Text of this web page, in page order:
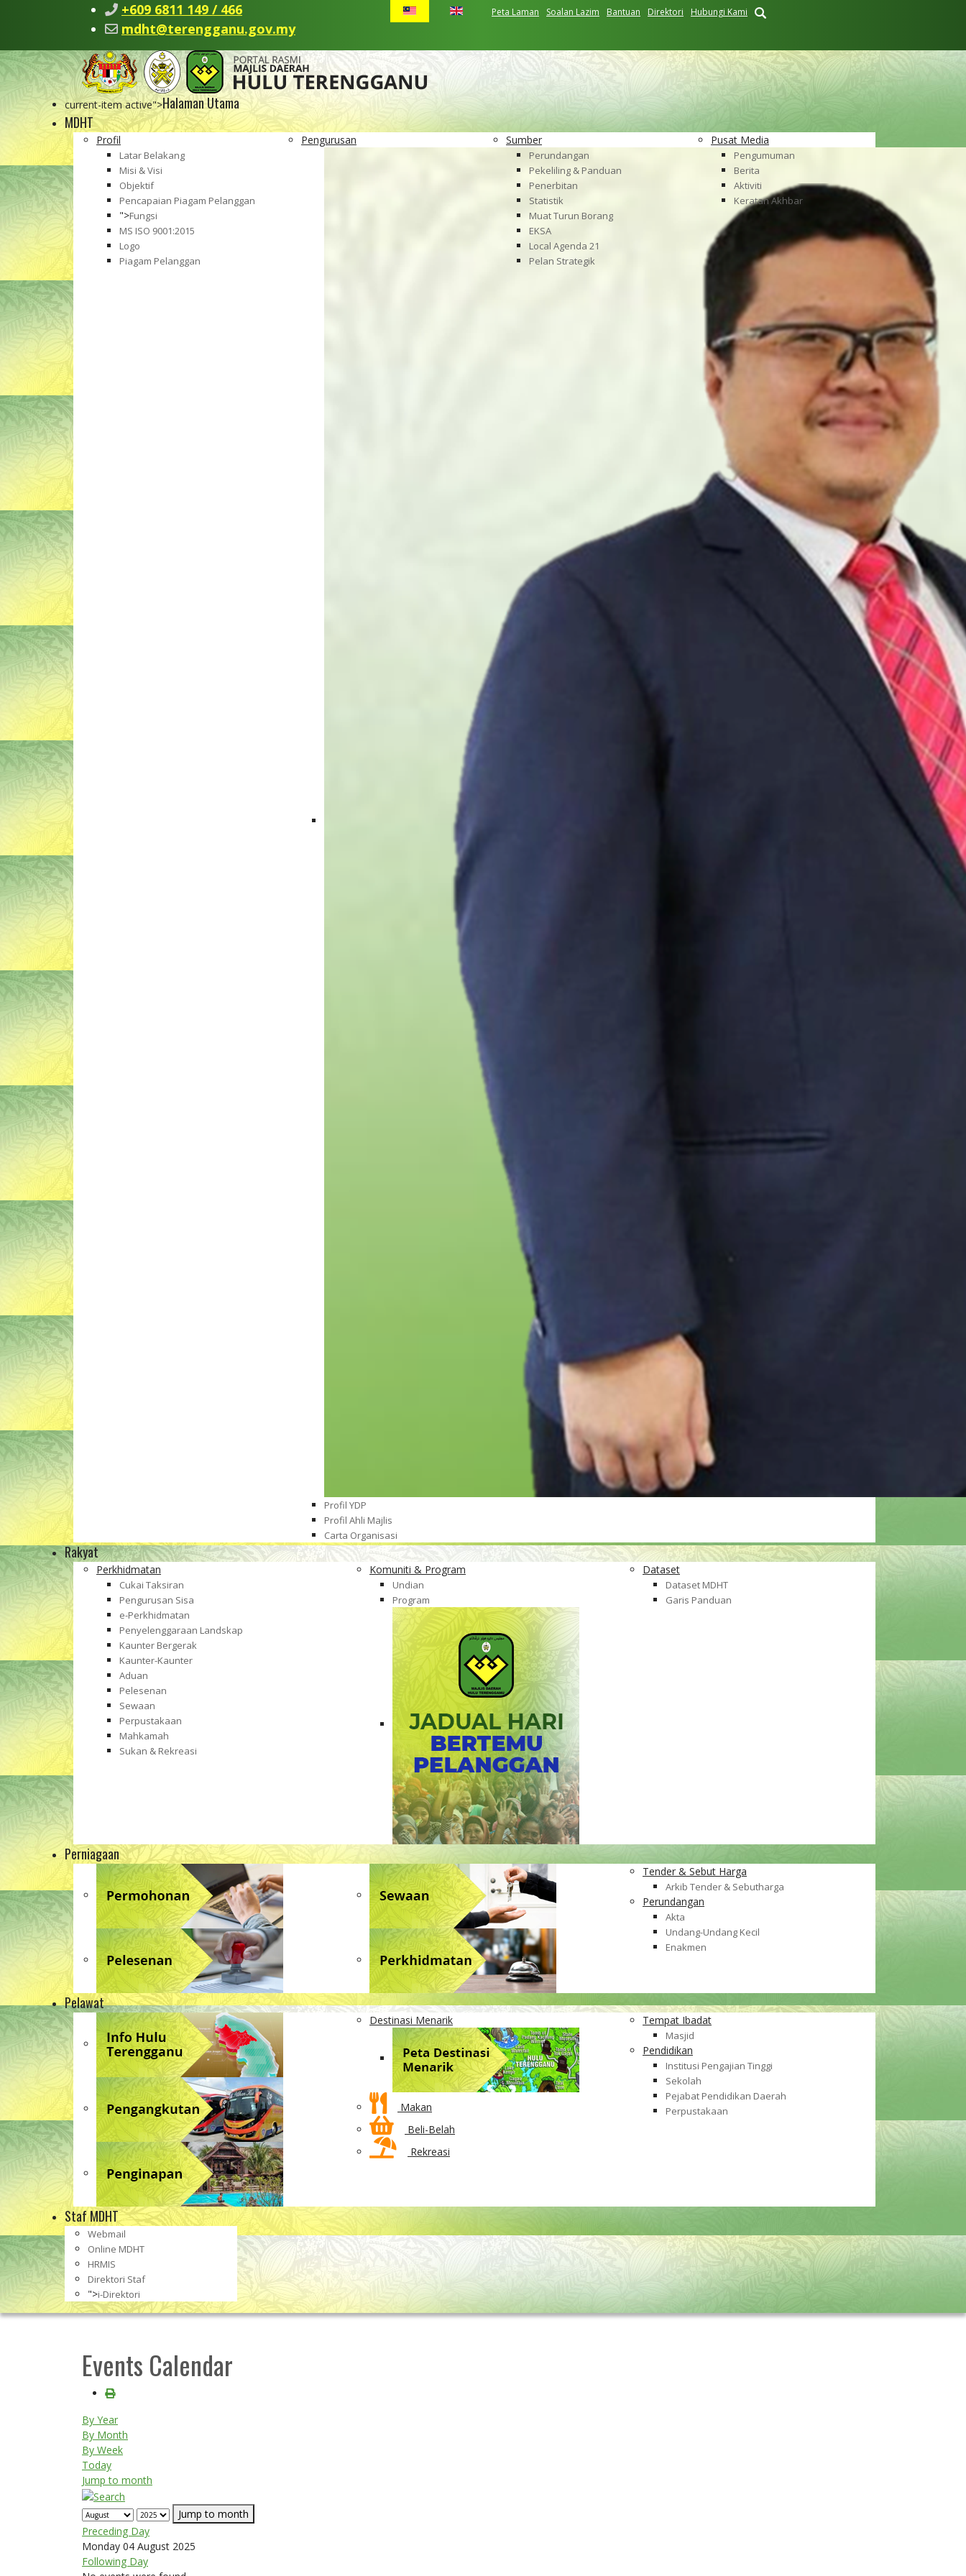
+609 6811 149 / 466
mdht@terengganu.gov.my
Peta Laman Soalan Lazim Bantuan Direktori Hubungi Kami
current-item active">Halaman Utama
MDHT
Profil
Latar Belakang
Misi & Visi
Objektif
Pencapaian Piagam Pelanggan
">Fungsi
MS ISO 9001:2015
Logo
Piagam Pelanggan
Pengurusan
Profil YDP
Profil Ahli Majlis
Carta Organisasi
Sumber
Perundangan
Pekeliling & Panduan
Penerbitan
Statistik
Muat Turun Borang
EKSA
Local Agenda 21
Pelan Strategik
Pusat Media
Pengumuman
Berita
Aktiviti
Keratan Akhbar
Rakyat
Perkhidmatan
Cukai Taksiran
Pengurusan Sisa
e-Perkhidmatan
Penyelenggaraan Landskap
Kaunter Bergerak
Kaunter-Kaunter
Aduan
Pelesenan
Sewaan
Perpustakaan
Mahkamah
Sukan & Rekreasi
Komuniti & Program
Undian
Program
Dataset
Dataset MDHT
Garis Panduan
Perniagaan
Tender & Sebut Harga
Arkib Tender & Sebutharga
Perundangan
Akta
Undang-Undang Kecil
Enakmen
Pelawat
Destinasi Menarik
Makan
Beli-Belah
Rekreasi
Tempat Ibadat
Masjid
Pendidikan
Institusi Pengajian Tinggi
Sekolah
Pejabat Pendidikan Daerah
Perpustakaan
Staf MDHT
Webmail
Online MDHT
HRMIS
Direktori Staf
">i-Direktori
Events Calendar
By Year
By Month
By Week
Today
Jump to month
Jump to month
Preceding Day
Monday 04 August 2025
Following Day